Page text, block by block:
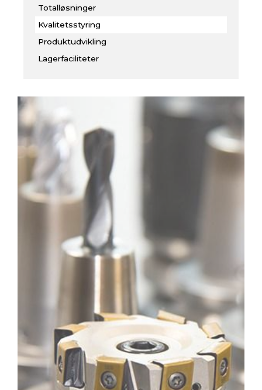
Totalløsninger
Kvalitetsstyring
Produktudvikling
Lagerfaciliteter